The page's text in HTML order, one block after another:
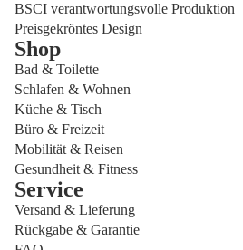
BSCI verantwortungsvolle Produktion
Preisgekröntes Design
Shop
Bad & Toilette
Schlafen & Wohnen
Küche & Tisch
Büro & Freizeit
Mobilität & Reisen
Gesundheit & Fitness
Service
Versand & Lieferung
Rückgabe & Garantie
Datenschutzerklärung
Widerrufsrecht